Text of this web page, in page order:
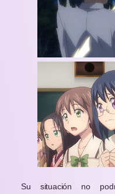
Su situación no